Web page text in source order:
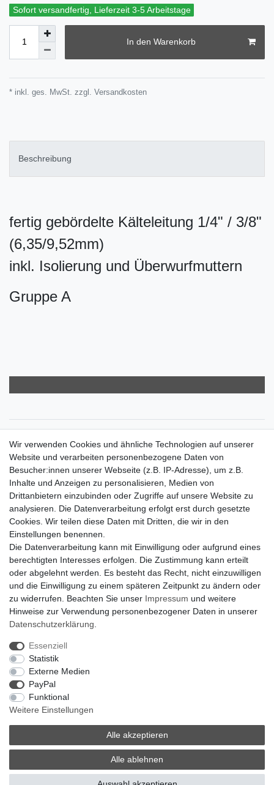
Sofort versandfertig, Lieferzeit 3-5 Arbeitstage
In den Warenkorb
* inkl. ges. MwSt. zzgl. Versandkosten
Beschreibung
fertig gebördelte Kälteleitung 1/4" / 3/8"
(6,35/9,52mm)
inkl. Isolierung und Überwurfmuttern
Gruppe A
Versandkosten
Der Weg zur eigenen Klimaanlage
Inbetriebnahme & Serviceleistungen
Für Interessierte aus der Schweiz
Klimaanlage = Wärmepumpe
Hilfe
Bankverbindung:
encliso GmbH
Kreissparkasse Verl
Kto-Nr. 25007352 - BLZ 47853520
BIC/SWIFT: WELADED1WDB
IBAN: DE07 4785 3520 0025 0073 52
Impressum
Barrierefreiheitserklärung
Vertrag widerrufen
Wir verwenden Cookies und ähnliche Technologien auf unserer
Website und verarbeiten personenbezogene Daten von
Besucher:innen unserer Webseite (z.B. IP-Adresse), um z.B.
Inhalte und Anzeigen zu personalisieren, Medien von
Drittanbietern einzubinden oder Zugriffe auf unsere Website zu
analysieren. Die Datenverarbeitung erfolgt erst durch gesetzte
Cookies. Wir teilen diese Daten mit Dritten, die wir in den
Einstellungen benennen.
Die Datenverarbeitung kann mit Einwilligung oder aufgrund eines
berechtigten Interesses erfolgen. Die Zustimmung kann erteilt
oder abgelehnt werden. Es besteht das Recht, nicht einzuwilligen
und die Einwilligung zu einem späteren Zeitpunkt zu ändern oder
zu widerrufen. Beachten Sie unser Impressum und weitere
Hinweise zur Verwendung personenbezogener Daten in unserer
Daten­schutz­erklärung
Essenziell
Statistik
Externe Medien
PayPal
Funktional
Weitere Einstellungen
Alle akzeptieren
Alle ablehnen